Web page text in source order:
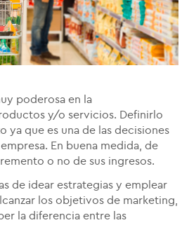
poderosa en la
y/o servicios. Definirlo
ya que es una de las decisiones
En buena medida, de
o no de sus ingresos.
de idear estrategias y emplear
los objetivos de marketing,
la diferencia entre las